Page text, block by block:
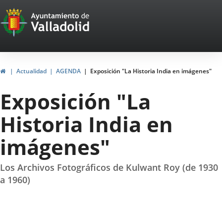
Portal
Web
del
Ayuntamiento
de
Valladolid
HomeActualidad AGENDA Exposición "La Historia India en imágenes"
Exposición "La
Historia India en
imágenes"
Los Archivos Fotográficos de Kulwant Roy (de 1930
a 1960)